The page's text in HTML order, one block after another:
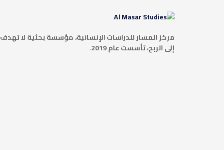
مركز المسار للدراسات الإنسانية، مؤسسة بحثية لا تهدف
إلى الربح، تأسست عام 2019.